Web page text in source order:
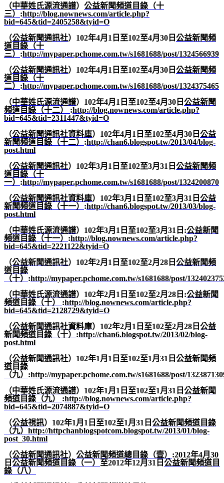
（中華姓氏源流通譜） 公益新聞頻道目錄（十
三） :http://blog.nownews.com/article.php?
bid=645&tid=2405258&tyid=O
（公益新聞通訊社） 102年4月 1 日至102至4月 30 日 公益新聞頻
道目錄（十
三） :http://mypaper.pchome.com.tw/s1681688/post/1324566939
（公益新聞通訊社） 102年4月 1 日至102至4月 30 日 公益新聞頻
道目錄（十
二） :http://mypaper.pchome.com.tw/s1681688/post/1324375465
（中華姓氏源流通譜） 102年4月 1 日至102至4月 30 日 公益新聞
頻道目錄（十二）
:http://blog.nownews.com/article.php?
bid=645&tid=2311447&tyid=O
（公益新聞通訊社資料庫） 102年4月 1 日至102至4月 30 日 公益
新聞頻道目錄（十二） :http://chan6.blogspot.tw/2013/04/blog-
post.html
（公益新聞通訊社） 102年3月 1 日至102至3月 31 日 公益新聞頻
道目錄（十
一） :http://mypaper.pchome.com.tw/s1681688/post/1324200870
（公益新聞通訊社資料庫） 102年3月 1 日至102至3月 31 日 公益
新聞頻道目錄（十一） :http://chan6.blogspot.tw/2013/03/blog-
post.html
（中華姓氏源流通譜） 102年3月 1 日至102至3月 31 日 :公益新聞
頻道目錄（十一） :http://blog.nownews.com/article.php?
bid=645&tid=2221122&tyid=O
（公益新聞通訊社） 102年2月 1 日至102至2月 28 日 公益新聞頻
道目錄
（十） :http://mypaper.pchome.com.tw/s1681688/post/
（中華姓氏源流通譜） 102年2月 1 日至102至2月 28 日 :公益新聞
頻道目錄（十）
:http://blog.nownews.com/article.php?
bid=645&tid=2128729&tyid=O
（公益新聞通訊社資料庫） 102年2月 1 日至102至2月 28 日 公益
新聞頻道目錄（十） :http://chan6.blogspot.tw/2013/02/blog-
post.html
（公益新聞通訊社） 102年1 月 1 日至102至1 月 31 日 公益新聞頻
道目錄
（九） :http://mypaper.pchome.com.tw/s1681688/post/
（中華姓氏源流通譜） 102年1 月 1 日至102至1 月 31 日 公益新聞
頻道目錄（九）
:http://blog.nownews.com/article.php?
bid=645&tid=2074887&tyid=O
（公益視訊） 102年1 月 1 日至102至1 月 31 日 公益新聞頻道目錄
（九） http://httpchanblogspotcom.blogspot.tw/2013/01/blog-
post_30.html
（公益新聞通訊社） 公益新聞頻道總目錄（壹） :2012年4月 30
日 公益新聞頻道目錄（一） 至2012年12月 31 日 公益新聞頻道目
錄（八）